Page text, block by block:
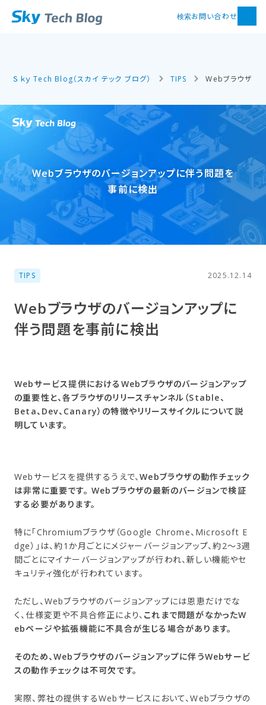
検索お問い合わせ
Ｓｋｙ Tech Blog（スカイ テック ブログ） TIPS Webブラウザの
Webブラウザの​バージョンアップに​伴う​問題を​
事前に​検出
TIPS 2025.12.14
Webブラウザの​バージョンアップに​
伴う​問題を​事前に​検出
Webサービス提供におけるWebブラウザのバージョンアップ
の重要性と、各ブラウザのリリースチャンネル（Stable、
Beta、Dev、Canary）の特徴やリリースサイクルについて説
明しています。
Webサービスを提供するうえで、Webブラウザの動作チェック
は非常に重要です。 Webブラウザの最新のバージョンで検証
する必要があります。
特に「Chromiumブラウザ（Google Chrome、Microsoft E
dge）」は、約1か月ごとにメジャーバージョンアップ、約2～3週
間ごとにマイナーバージョンアップが行われ、新しい機能やセ
キュリティ強化が行われています。
ただし、Webブラウザのバージョンアップには恩恵だけでな
く、仕様変更や不具合修正により、 これまで問題がなかったW
ebページや拡張機能に不具合が生じる場合があります。
そのため、Webブラウザのバージョンアップに伴うWebサービ
スの動作チェックは不可欠です。
実際、弊社の提供するWebサービスにおいて、Webブラウザの